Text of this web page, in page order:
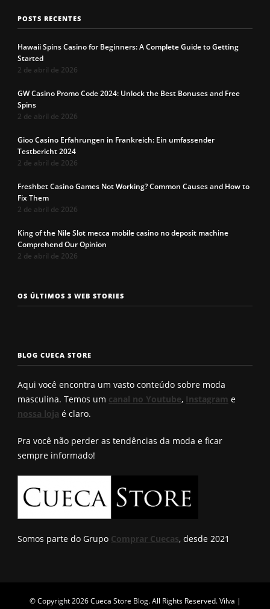
POSTS RECENTES
Hawaii Spins Casino for Beginners: A Complete Guide to Getting
Started
2 de abril de 2026
GW Casino Promo Code 2024: Unlock the Best Bonuses and Free
Spins
2 de abril de 2026
Gioo Casino Erfahrungen in Frankreich: Ein umfassender
Testbericht 2024
2 de abril de 2026
Freshbet Casino Games Not Working? Common Causes and How to
Fix Them
2 de abril de 2026
King of the Nile Slot mecca mobile casino no deposit machine
Comprehend Our Opinion
2 de abril de 2026
OS ÚLTIMOS 3 WEB STORIES
Os 7 tipos de
rosto
Cueca com
enchimento
a cueca
Roberto
BLOG CUECA STORE
Aqui você encontra um vasto conteúdo sobre moda
masculina. Temos um canal no Youtube, Instagram e
nossa loja é claro.
Pra você não perder as tendências da moda e ficar
sempre informado!
Somos parte do Grupo Comprar Cuecas, desde 2021
© Copyright 2026Cueca Store Blog. All Rights Reserved.Vilva |